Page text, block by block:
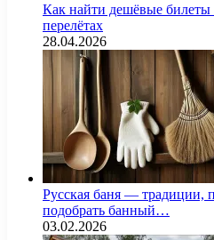
Как найти дешёвые билеты
перелётах
28.04.2026
Русская баня — традиции,
подобрать банный…
03.02.2026